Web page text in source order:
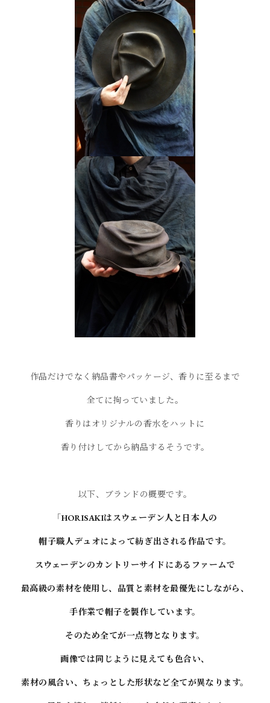
作品だけでなく納品書やパッケージ、香りに至るまで
全てに拘っていました。
香りはオリジナルの香水をハットに
香り付けしてから納品するそうです。
以下、ブランドの概要です。
「 HORISAKIはスウェーデン人と日本人の
帽子職人デュオによって紡ぎ出される作品です。
スウェーデンのカントリーサイドにあるファームで
最高級の素材を使用し、 品質と素材を最優先にしながら、
手作業で帽子を製作しています。
そのため全てが一点物となります。
画像では同じように見えても色合い、
素材の風合い、ちょっとした形状など全てが異なります。